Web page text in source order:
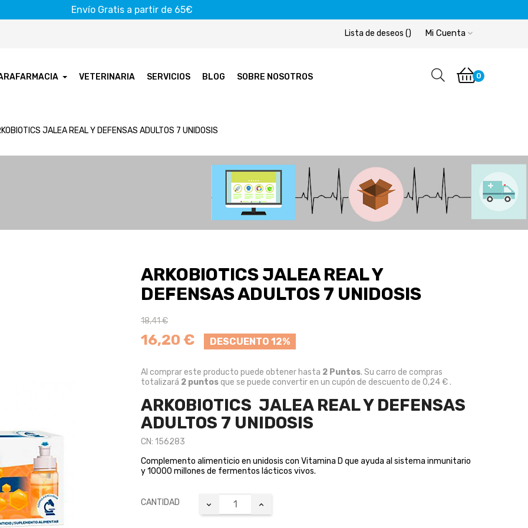
Envío Gratis a partir de 65€
Mi Cuenta
Lista de deseos ()
VETERINARIA SERVICIOS BLOG SOBRE NOSOTROS 0
JALEA REAL Y DEFENSAS ADULTOS 7 UNIDOSIS
ARKOBIOTICS JALEA REAL Y
DEFENSAS ADULTOS 7 UNIDOSIS
18,41 €
16,20 € DESCUENTO 12%
Al comprar este producto puede obtener hasta 2 Puntos. Su carro de compras
totalizará 2 puntosque se puede convertir en un cupón de descuento de 0,24 €.
ARKOBIOTICS JALEA REAL Y DEFENSAS
ADULTOS 7 UNIDOSIS
CN: 156283
Complemento alimenticio en unidosis con Vitamina D que ayuda al sistema inmunitario
y 10000 millones de fermentos lácticos vivos.
CANTIDAD